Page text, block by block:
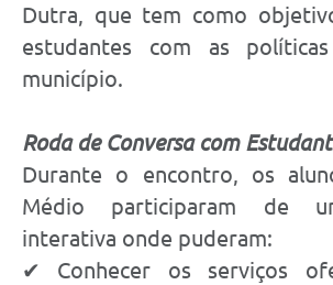
Dutra, que tem como
estudantes com as
município.
Roda de Conversa com
Durante o encontro, os
Médio participaram de
interativa onde puderam:
✔ Conhecer os serviços